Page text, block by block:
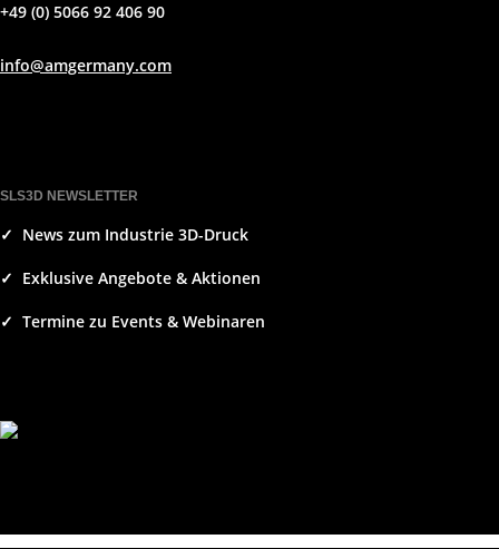
+49 (0) 5066 92 406 90
info@amgermany.com
SLS3D NEWSLETTER
✓ News zum Industrie 3D-Druck
✓ Exklusive Angebote & Aktionen
✓ Termine zu Events & Webinaren